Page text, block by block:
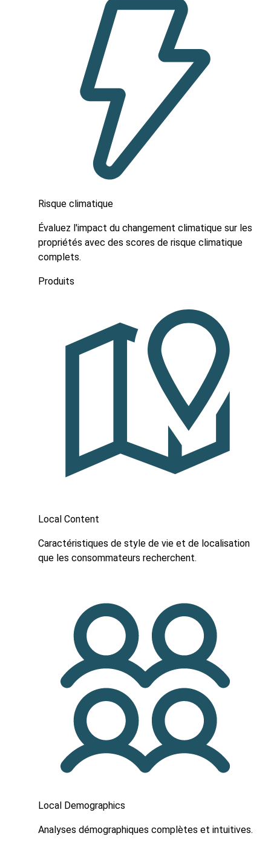
Risque climatique
Évaluez l'impact du changement climatique sur les
propriétés avec des scores de risque climatique
complets.
Produits
Local Content
Caractéristiques de style de vie et de localisation
que les consommateurs recherchent.
Local Demographics
Analyses démographiques complètes et intuitives.